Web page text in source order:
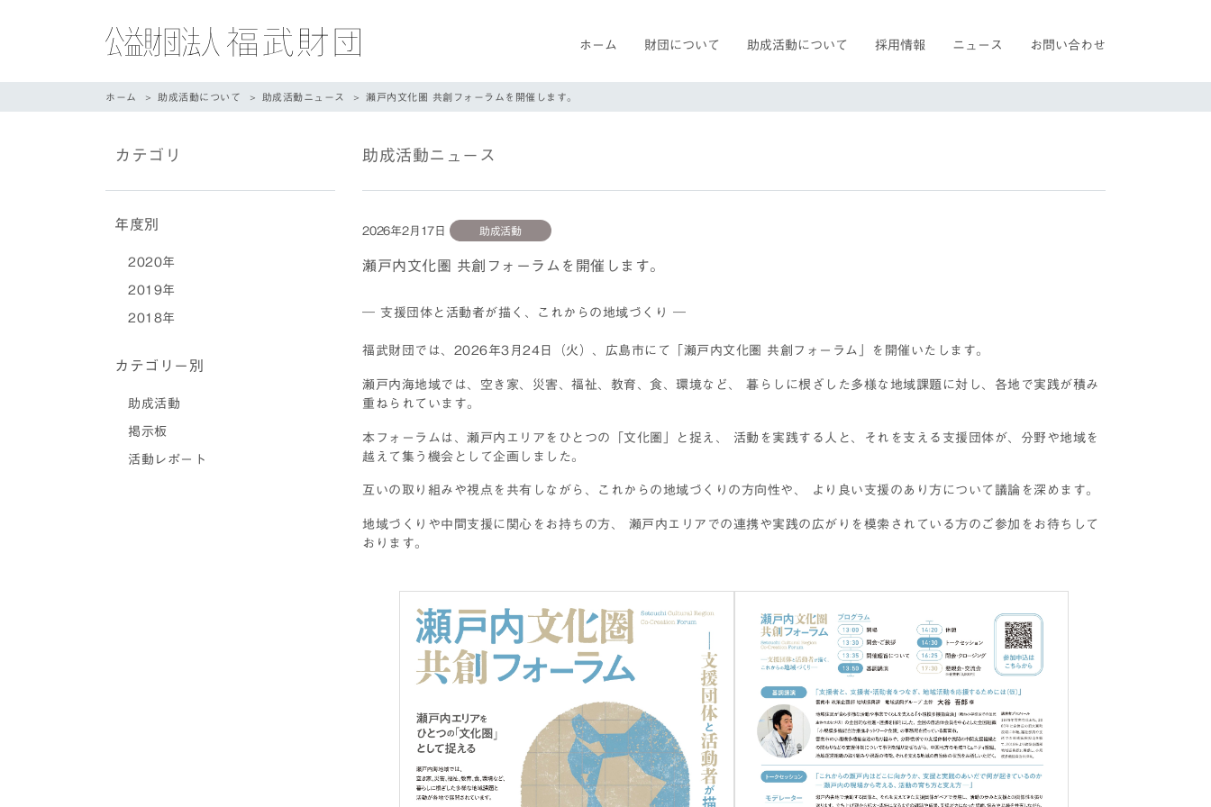
ホーム 財団について 助成活動について 採用情報 ニュース お問い合わせ
ホーム 助成活動について 助成活動ニュース 瀬戸内文化圏 共創フォーラムを開催します。
助成活動ニュース
2026年2月17日 助成活動
瀬戸内文化圏 共創フォーラムを開催します。
― 支援団体と活動者が描く、これからの地域づくり ―
福武財団では、2026年3月24日（火）、広島市にて「瀬戸内文化圏 共創フォーラム」を開催いたします。
瀬戸内海地域では、空き家、災害、福祉、教育、食、環境など、 暮らしに根ざした多様な地域課題に対し、各地で実践が積み
重ねられています。
本フォーラムは、瀬戸内エリアをひとつの「文化圏」と捉え、 活動を実践する人と、それを支える支援団体が、分野や地域を
越えて集う機会として企画しました。
互いの取り組みや視点を共有しながら、これからの地域づくりの方向性や、 より良い支援のあり方について議論を深めます。
地域づくりや中間支援に関心をお持ちの方、 瀬戸内エリアでの連携や実践の広がりを模索されている方のご参加をお待ちして
おります。
カテゴリ
年度別
2020年
2019年
2018年
カテゴリー別
助成活動
掲示板
活動レポート